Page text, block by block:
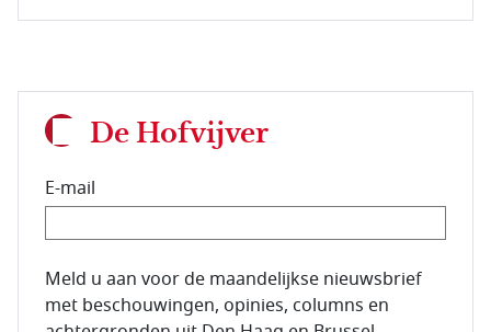
De Hofvijver
E-mail
E-mailadres van de abonnee.
Meld u aan voor de maandelijkse nieuwsbrief
met beschouwingen, opinies, columns en